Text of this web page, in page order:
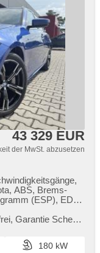
43 329 EUR
der MwSt. abzusetzen
ABS, Brems-
(ESP), EDS,
asistent rozjezdu
koloně, asistent
pruhu,
Garantie Scheck​
180 kW